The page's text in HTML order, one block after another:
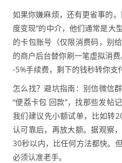
如果你嫌麻烦，还有更省事的
度变现”的中介，他们通常是大
的卡包账号（仅限消费码，别
的商户后台替你刷一笔虚拟消
-5%手续费，剩下的钱秒转你支
怎么找？避坑指南：别信微信
“便荔卡包 回款”，找那些发帖
我们建议先小额试单，比如转
认可靠后，再放大额。据观察
30秒以内，比任何方法都快。
必须认准老手。